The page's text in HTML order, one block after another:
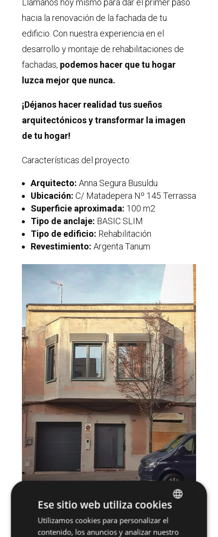
Llámanos hoy mismo para dar el primer paso
hacia la renovación de la fachada de tu
edificio. Con nuestra experiencia en el
desarrollo y montaje de rehabilitaciones de
fachadas, podemos hacer que tu hogar
luzca mejor que nunca.
¡Déjanos hacer realidad tus sueños
arquitectónicos y transformar la imagen
de tu hogar!
Características del proyecto:
Arquitecto: Anna Segura Busuldu
Ubicación: C/ Matadepera Nº 145 Terrassa
Superficie aproximada: 100 m2
Tipo de anclaje: BASIC SLIM
Tipo de edificio: Rehabilitación
Revestimiento: Argenta Tanum
SPANISH
ENGLISH
Ese sitio web utiliza cookies
Utilizamos cookies para personalizar el
contenido, los anuncios y analizar nuestro